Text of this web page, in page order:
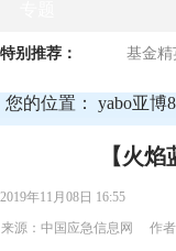
特别推荐： 基金精
您的位置： yabo亚博
【火
2019年11月08日 16:55
来源：中国应急信息网 作